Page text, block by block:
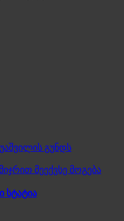
გუნდს
მეექვსე მოგება
სტატია